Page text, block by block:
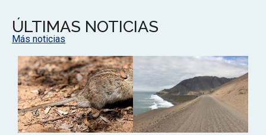
ÚLTIMAS NOTICIAS
Más noticias